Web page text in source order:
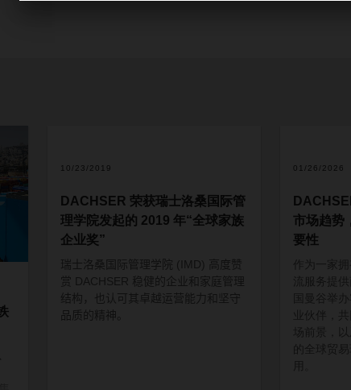
10/23/2019
DACHSER 荣获瑞士洛桑国际管
理学院发起的 2019 年“全球家族
企业奖”
瑞士洛桑国际管理学院 (IMD)
高度赞
DACHSER 稳健的企业和家庭管理
结构，也认可其卓越运营能力和坚守
品质的精神。
01/26/2026
市场趋势
要性
作为一家
流服务提
国曼谷举
业伙伴，
场前景，
的全球贸易